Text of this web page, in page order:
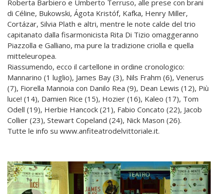
Roberta Barbiero e Umberto Terruso, alle prese con brani
di Céline, Bukowski, Ágota Kristóf, Kafka, Henry Miller,
Cortázar, Silvia Plath e altri, mentre le note calde del trio
capitanato dalla fisarmonicista Rita Di Tizio omaggeranno
Piazzolla e Galliano, ma pure la tradizione criolla e quella
mitteleuropea.
Riassumendo, ecco il cartellone in ordine cronologico:
Mannarino (1 luglio), James Bay (3), Nils Frahm (6), Venerus
(7), Fiorella Mannoia con Danilo Rea (9), Dean Lewis (12), Più
luce! (14), Damien Rice (15), Hozier (16), Kaleo (17), Tom
Odell (19), Herbie Hancock (21), Fabio Concato (22), Jacob
Collier (23), Stewart Copeland (24), Nick Mason (26).
Tutte le info su www.anfiteatrodelvittoriale.it.